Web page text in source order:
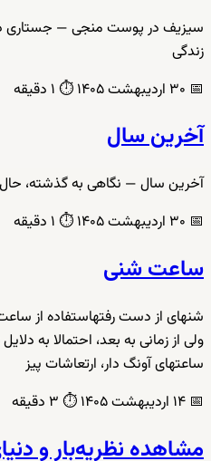
سیزیف در پوست منجی — جستاری
زندگی
📅
⏱️
آخرین سال
آخرین سال — نگاهی به گذشته، حال
📅
⏱️
ساعت شنی
ولی از زمانی به بعد، احتمالا به
ساعتهای آونگ دار، ارتعاشات پیز
📅
⏱️
مشاهده نظریه‌بار و